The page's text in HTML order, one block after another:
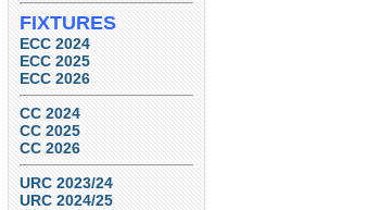
FIXTURES
ECC 2024
ECC 2025
ECC 2026
CC 2024
CC 2025
CC 2026
URC 2023/24
URC 2024/25